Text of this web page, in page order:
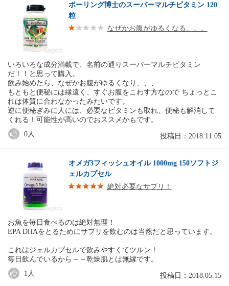
ポーリング博士のスーパーマルチビタミン 120
粒
なぜかお腹がゆるくなる。。。
いろいろな成分満載で、名前の通りスーパーマルチビタミン
だ！！と思って購入。
飲み始めたら、なぜかお腹がゆるくなり、、、
もともと便秘には縁遠く、すぐお腹をこわす方なので ちょっとこ
れは体質に合わなかったみたいです。
逆に便秘ぎみに人には、必要なビタミンも取れ、便秘も解消して
くれる！可能性が高いのでおススメかもです。
投稿日：2018.11.05
0 人
オメガ3フィッシュオイル 1000mg 150ソフトジ
ェルカプセル
絶対必要なサプリ！
お魚を毎日食べるのは絶対無理！
EPA DHAをとるためにサプリを飲むのは当然だと思っています。
これはジェルカプセルで飲みやすくてツルン！
毎日飲んでいるから～～乾燥肌とは無縁です。
投稿日：2018.05.15
1 人